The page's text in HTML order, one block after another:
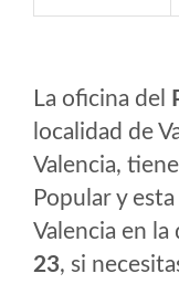
La oficina del
localidad de
Valencia,
Popular y
Valencia en la
23, si